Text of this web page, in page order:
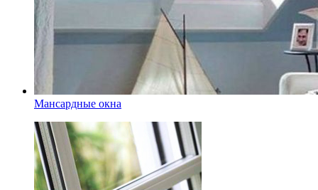
Мансардные окна